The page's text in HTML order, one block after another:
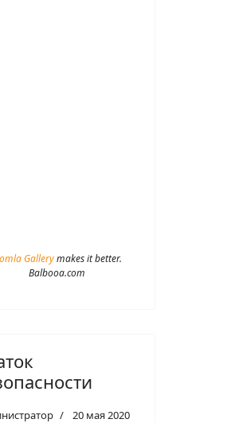
Gallerymakes it better.
Balbooa.com
20 мая 2020